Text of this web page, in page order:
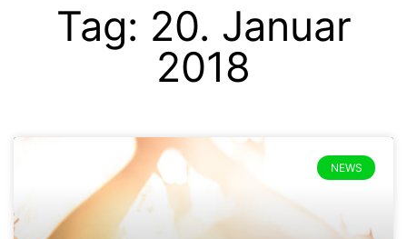
Tag: 20. Januar
2018
NEWS